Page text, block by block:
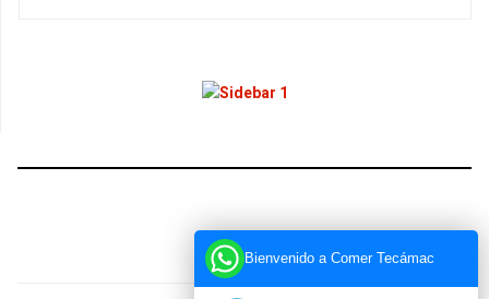
Bienvenido a Comer Tecámac